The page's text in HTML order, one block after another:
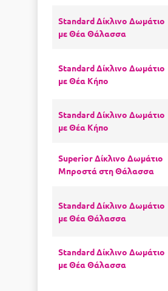
Standard Δίκλινο Δωμάτιο
με Θέα Θάλασσα
Standard Δίκλινο Δωμάτιο
με Θέα Κήπο
Standard Δίκλινο Δωμάτιο
με Θέα Κήπο
Superior Δίκλινο Δωμάτιο
Μπροστά στη Θάλασσα
Standard Δίκλινο Δωμάτιο
με Θέα Θάλασσα
Standard Δίκλινο Δωμάτιο
με Θέα Θάλασσα